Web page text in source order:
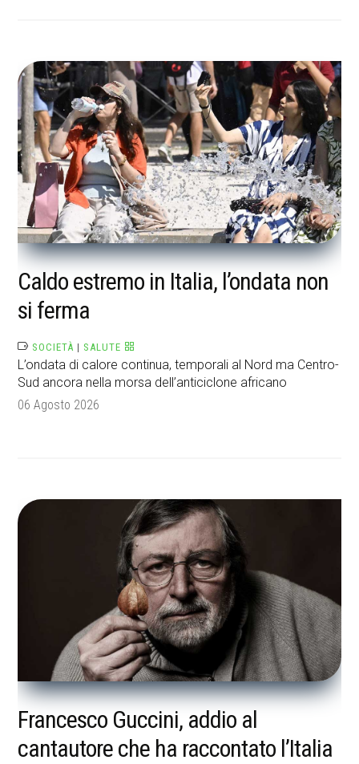
Caldo estremo in Italia, l’ondata non
si ferma
SOCIETÀ | SALUTE
L’ondata di calore continua, temporali al Nord ma Centro-
Sud ancora nella morsa dell’anticiclone africano
06 Agosto 2026
Francesco Guccini, addio al
cantautore che ha raccontato l’Italia